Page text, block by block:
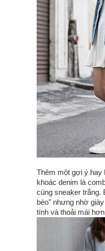
Thêm một gợi ý hay
khoác denim là
cùng sneaker trắng.
bèo" nhưng nhờ
tính và thoải mái